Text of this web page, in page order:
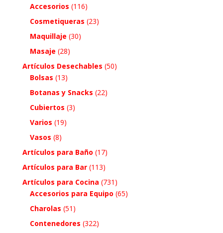
Accesorios (116)
Cosmetiqueras (23)
Maquillaje (30)
Masaje (28)
Artículos Desechables (50)
Bolsas (13)
Botanas y Snacks (22)
Cubiertos (3)
Varios (19)
Vasos (8)
Artículos para Baño (17)
Artículos para Bar (113)
Artículos para Cocina (731)
Accesorios para Equipo (65)
Charolas (51)
Contenedores (322)